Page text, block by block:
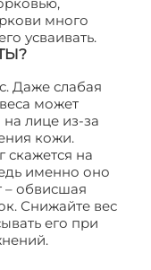
много
усваивать.
Даже слабая
может
лице из-за
кожи.
скажется на
именно оно
– обвисшая
Снижайте вес
его при